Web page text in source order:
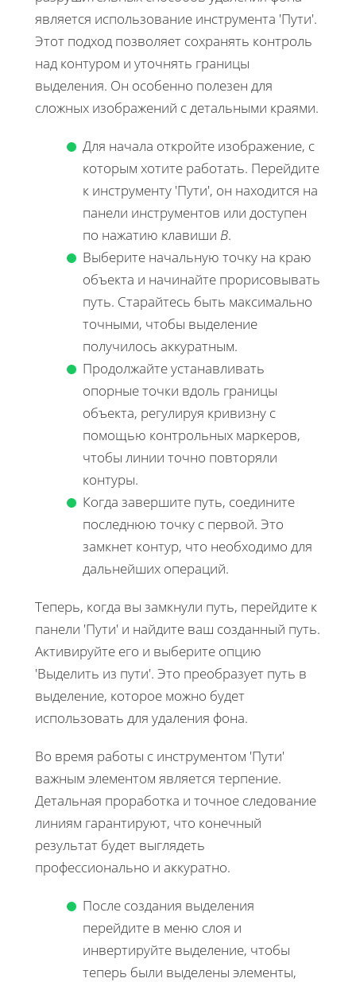
является использование инструмента 'Пути'.
Этот подход позволяет сохранять контроль
над контуром и уточнять границы
выделения. Он особенно полезен для
сложных изображений с детальными краями.
Для начала откройте изображение, с
которым хотите работать. Перейдите
к инструменту 'Пути', он находится на
панели инструментов или доступен
по нажатию клавиши B.
Выберите начальную точку на краю
объекта и начинайте прорисовывать
путь. Старайтесь быть максимально
точными, чтобы выделение
получилось аккуратным.
Продолжайте устанавливать
опорные точки вдоль границы
объекта, регулируя кривизну с
помощью контрольных маркеров,
чтобы линии точно повторяли
контуры.
Когда завершите путь, соедините
последнюю точку с первой. Это
замкнет контур, что необходимо для
дальнейших операций.
Теперь, когда вы замкнули путь, перейдите к
панели 'Пути' и найдите ваш созданный путь.
Активируйте его и выберите опцию
'Выделить из пути'. Это преобразует путь в
выделение, которое можно будет
использовать для удаления фона.
Во время работы с инструментом 'Пути'
важным элементом является терпение.
Детальная проработка и точное следование
линиям гарантируют, что конечный
результат будет выглядеть
профессионально и аккуратно.
После создания выделения
перейдите в меню слоя и
инвертируйте выделение, чтобы
теперь были выделены элементы,